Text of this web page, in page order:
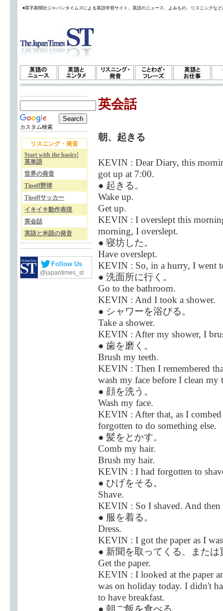
●英字新聞社ジャパンタイムズによる英語学習サイト。英語のニュース、よみもの、リスニングな
カスタム検索
リスニング・発音
Start with the basics!
英単語
世界の発音
Tipoff野球
Tipoffサッカー
イキイキ動作表現
英会話
英語と米語の発音
Follow Us
@japantimes_st
英会話
朝、起きる
KEVIN : Dear Diary, this
got up at 7:00.
● 起きる。
Wake up.
Get up.
KEVIN : I overslept this
morning, I overslept.
● 寝坊した。
Have overslept.
KEVIN : So, in a hurry, I went
● 洗面所に行く。
Go to the bathroom.
KEVIN : And I took a shower.
● シャワーを浴びる。
Take a shower.
KEVIN : After my shower, I
● 歯を磨く。
Brush my teeth.
KEVIN : Then I remembered
wash my face before I clean my
● 顔を洗う。
Wash my face.
KEVIN : After that, as I
forgotten to do something else.
● 髪をとかす。
Comb my hair.
Brush my hair.
KEVIN : I had forgotten to
● ひげをそる。
Shave.
KEVIN : So I shaved. And then
● 服を着る。
Dress.
KEVIN : I got the paper as I
● 新聞を取ってくる、または
Get the paper.
KEVIN : I looked at the paper
was on holiday today. I didn't
to have breakfast.
● 朝ご飯を食べる。